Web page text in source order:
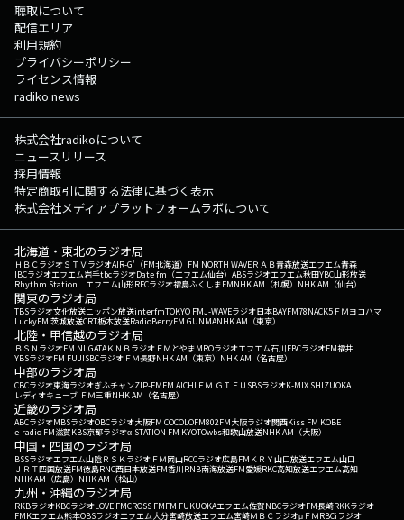
聴取について
配信エリア
利用規約
プライバシーポリシー
ライセンス情報
radiko news
株式会社radikoについて
ニュースリリース
採用情報
特定商取引に関する法律に基づく表示
株式会社メディアプラットフォームラボについて
北海道・東北のラジオ局
ＨＢＣラジオＳＴＶラジオAIR-G'（FM北海道） FM NORTH WAVEＲＡＢ青森放送エフエム青森
IBCラジオエフエム岩手tbcラジオDate fm（エフエム仙台） ABSラジオエフエム秋田YBC山形放送
Rhythm Station エフエム山形RFCラジオ福島ふくしまFMNHK AM（札幌） NHK AM（仙台）
関東のラジオ局
TBSラジオ文化放送ニッポン放送interfmTOKYO FMJ-WAVEラジオ日本BAYFM78NACK5 ＦＭヨコハマ
LuckyFM 茨城放送CRT栃木放送RadioBerryFM GUNMANHK AM（東京）
北陸・甲信越のラジオ局
ＢＳＮラジオFM NIIGATAＫＮＢラジオ ＦＭとやまMROラジオエフエム石川FBCラジオFM福井
YBSラジオFM FUJISBCラジオ ＦＭ長野NHK AM（東京） NHK AM（名古屋）
中部のラジオ局
CBCラジオ東海ラジオぎふチャンZIP-FMFM AICHI ＦＭ ＧＩＦＵ SBSラジオK-MIX SHIZUOKA
レディオキューブ ＦＭ三重NHK AM（名古屋）
近畿のラジオ局
ABCラジオMBSラジオOBCラジオ大阪FM COCOLOFM802FM大阪ラジオ関西Kiss FM KOBE
e-radio FM滋賀KBS京都ラジオα-STATION FM KYOTOwbs和歌山放送NHK AM（大阪）
中国・四国のラジオ局
BSSラジオエフエム山陰ＲＳＫラジオ ＦＭ岡山RCCラジオ広島FM ＫＲＹ山口放送エフエム山口
ＪＲＴ四国放送FM徳島RNC西日本放送FM香川RNB南海放送FM愛媛RKC高知放送エフエム高知
NHK AM（広島） NHK AM（松山）
九州・沖縄のラジオ局
RKBラジオKBCラジオLOVE FMCROSS FMFM FUKUOKAエフエム佐賀NBCラジオFM長崎RKKラジオ
FMKエフエム熊本OBSラジオエフエム大分宮崎放送エフエム宮崎ＭＢＣラジオμＦＭRBCiラジオ